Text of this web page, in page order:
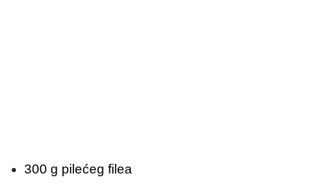
300 g pilećeg filea